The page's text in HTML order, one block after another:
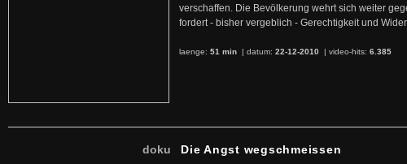
verschaffen. Die Bevölkerung wehrt sich weiter
fordert - bisher vergeblich - Gerechtigkeit und
laenge: 51 min | datum: 22-12-2010 | video-hits: 6.385
doku Die Angst wegschmeissen